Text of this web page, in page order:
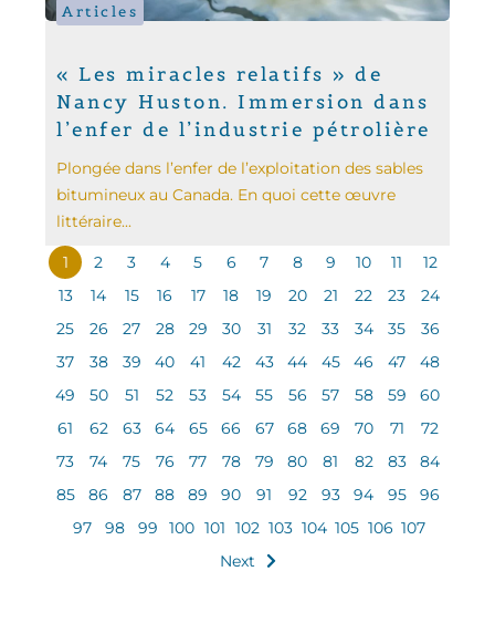
Articles
« Les miracles relatifs » de
Nancy Huston. Immersion dans
l’enfer de l’industrie pétrolière
Plongée dans l’enfer de l’exploitation des sables
bitumineux au Canada. En quoi cette œuvre
littéraire...
1 2 3 4 5 6 7 8 9 10 11
12
13
14 15 16 17 18 19 20 21 22 23
24
25
26 27 28 29 30 31 32 33 34 35
36
37
38 39 40 41 42 43 44 45 46 47
48
49
50 51 52 53 54 55 56 57 58 59
60
61
62 63 64 65 66 67 68 69 70 71
72
73
74 75 76 77 78 79 80 81 82 83
84
85
86 87 88 89 90 91 92 93 94 95
96
97
98 99 100 101 102 103 104 105 106 107
Next